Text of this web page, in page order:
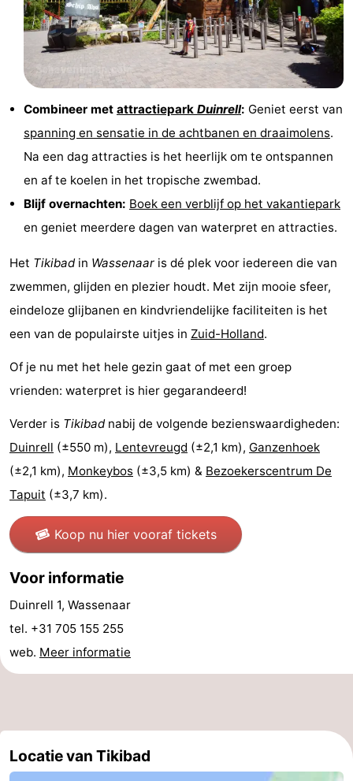
Schoorlse
Bergen
Egmond
Zee
Noordhollands
duinreservaat
Wijk
-
Natuur
Kennermerland
Haarlem
-
Leiden
Bollenstreek
-
Natuur
Hollands
Duin
-
Katwijk
-
Scheveningen
Haag
Rotterdam
-
Combineer met attractiepark Duinrell: Geniet eerst van
spanning en sensatie in de achtbanen en draaimolens.
Na een dag attracties is het heerlijk om te ontspannen
en af te koelen in het tropische zwembad.
Blijf overnachten: Boek een verblijf op het vakantiepark
en geniet meerdere dagen van waterpret en attracties.
Het Tikibadin Wassenaar is dé plek voor iedereen die van
zwemmen, glijden en plezier houdt. Met zijn mooie sfeer,
eindeloze glijbanen en kindvriendelijke faciliteiten is het
een van de populairste uitjes in Zuid-Holland.
Of je nu met het hele gezin gaat of met een groep
vrienden: waterpret is hier gegarandeerd!
Verder is Tikibadnabij de volgende bezienswaardigheden:
Duinrell (±550 m), Lentevreugd (±2,1 km), Ganzenhoek
(±2,1 km), Monkeybos (±3,5 km) & Bezoekerscentrum De
Tapuit (±3,7 km).
Koop nu hier vooraf tickets
Voor informatie
Duinrell 1, Wassenaar
tel. +31 705 155 255
web. Meer informatie
Locatie van Tikibad